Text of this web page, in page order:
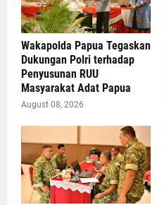
Wakapolda Papua Tegaskan
Dukungan Polri terhadap
Penyusunan RUU
Masyarakat Adat Papua
August 08, 2026